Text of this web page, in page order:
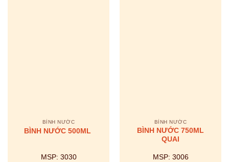
BÌNH NƯỚC
BÌNH NƯỚC 500ML
MSP: 3030
BÌNH NƯỚC
BÌNH NƯỚC 750ML
QUAI
MSP: 3006